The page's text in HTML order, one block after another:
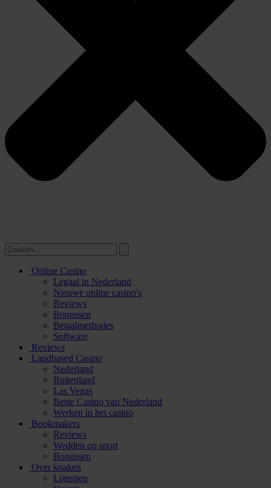
Online Casino
Legaal in Nederland
Nieuwe online casino's
Reviews
Bonussen
Betaalmethodes
Software
Reviews
Landbased Casino
Nederland
Buitenland
Las Vegas
Beste Casino van Nederland
Werken in het casino
Bookmakers
Reviews
Wedden op sport
Bonussen
Over knaken
Loterijen